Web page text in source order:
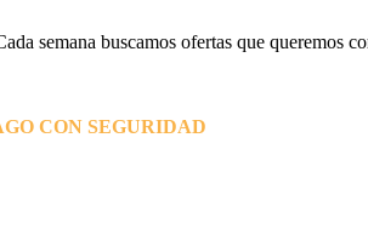
semana buscamos ofertas que queremos
CON SEGURIDAD